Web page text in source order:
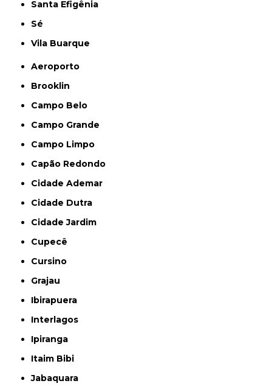
Santa Efigênia
Sé
Vila Buarque
Aeroporto
Brooklin
Campo Belo
Campo Grande
Campo Limpo
Capão Redondo
Cidade Ademar
Cidade Dutra
Cidade Jardim
Cupecê
Cursino
Grajau
Ibirapuera
Interlagos
Ipiranga
Itaim Bibi
Jabaquara